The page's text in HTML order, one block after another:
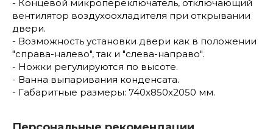
- Концевой микропереключатель, отключающий
вентилятор воздухоохладителя при открывании
двери.
- Возможность установки двери как в положении
"справа-налево", так и "слева-направо".
- Ножки регулируются по высоте.
- Ванна выпаривания конденсата.
- Габаритные размеры: 740x850x2050 мм.